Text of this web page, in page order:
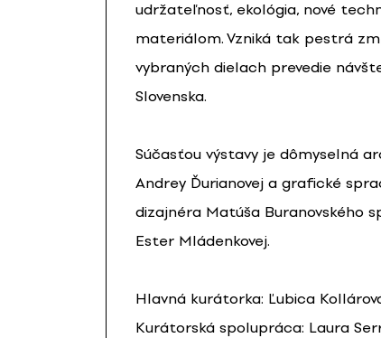
udržateľnosť, ekológia, nové
materiálom. Vzniká tak pestrá
vybraných dielach prevedie
Slovenska.
Súčasťou výstavy je dômyselná
Andrey Ďurianovej a grafické
dizajnéra Matúša Buranovského
Ester Mládenkovej.
Hlavná kurátorka: Ľubica
Kurátorská spolupráca: Laura